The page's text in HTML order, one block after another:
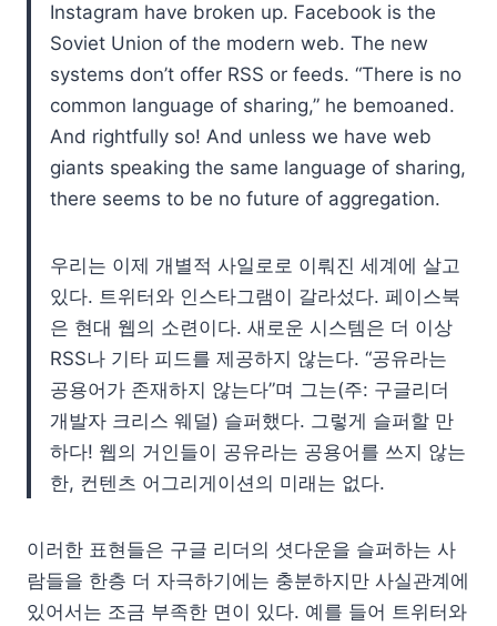
Instagram have broken up. Facebook is the
Soviet Union of the modern web. The new
systems don’t offer RSS or feeds. “There is no
common language of sharing,” he bemoaned.
And rightfully so! And unless we have web
giants speaking the same language of sharing,
there seems to be no future of aggregation.
우리는 이제 개별적 사일로로 이뤄진 세계에 살고
있다. 트위터와 인스타그램이 갈라섰다. 페이스북
은 현대 웹의 소련이다. 새로운 시스템은 더 이상
RSS나 기타 피드를 제공하지 않는다. “공유라는
공용어가 존재하지 않는다”며 그는(주: 구글리더
개발자 크리스 웨덜) 슬퍼했다. 그렇게 슬퍼할 만
하다! 웹의 거인들이 공유라는 공용어를 쓰지 않는
한, 컨텐츠 어그리게이션의 미래는 없다.
이러한 표현들은 구글 리더의 셧다운을 슬퍼하는 사
람들을 한층 더 자극하기에는 충분하지만 사실관계에
있어서는 조금 부족한 면이 있다. 예를 들어 트위터와